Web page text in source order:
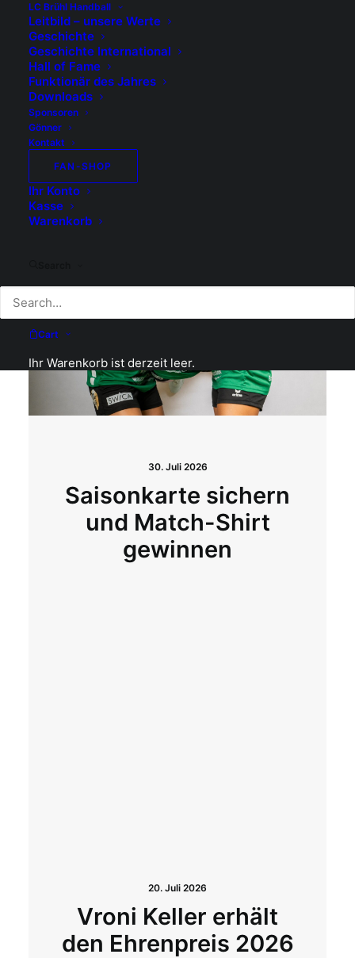
LC Brühl Handball
Leitbild – unsere Werte
Geschichte
Geschichte International
Hall of Fame
Funktionär des Jahres
Downloads
Sponsoren
Gönner
Kontakt
FAN-SHOP
Ihr Konto
Kasse
Warenkorb
Cart
Ihr Warenkorb ist derzeit leer.
3. August 2026
Erfolgreiches
Trainingslager in
30. Juli 2026
Saisonkarte sichern
und Match-Shirt
gewinnen
20. Juli 2026
Vroni Keller erhält
den Ehrenpreis 2026